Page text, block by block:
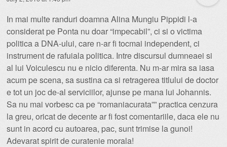
In mai multe randuri doamna Alina Mungiu Pippidi l-a
considerat pe Ponta nu doar “impecabil”, ci si o victima
politica a DNA-ului, care n-ar fi tocmai independent, ci
instrument de rafuiala politica. Intre discursul dumneaei si
al lui Voiculescu nu e nicio diferenta. Nu m-ar mira sa iasa
acum pe scena, sa sustina ca si retragerea titlului de doctor
e tot un joc de-al serviciilor, ajunse pe mana lui Johannis.
Sa nu mai vorbesc ca pe “romaniacurata”” practica cenzura
la greu, oricat de decente ar fi fost comentariile, daca ele nu
sunt in acord cu autoarea, pac, sunt trimise la gunoi!
Adevarat spirit de curatenie morala!